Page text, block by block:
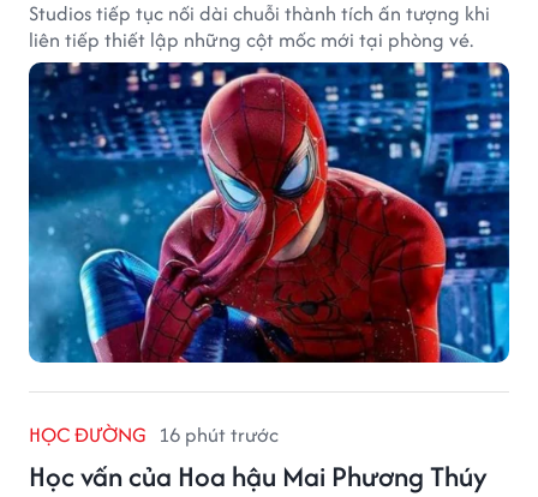
Studios tiếp tục nối dài chuỗi thành tích ấn tượng khi
liên tiếp thiết lập những cột mốc mới tại phòng vé.
HỌC ĐƯỜNG 16 phút trước
Học vấn của Hoa hậu Mai Phương Thúy